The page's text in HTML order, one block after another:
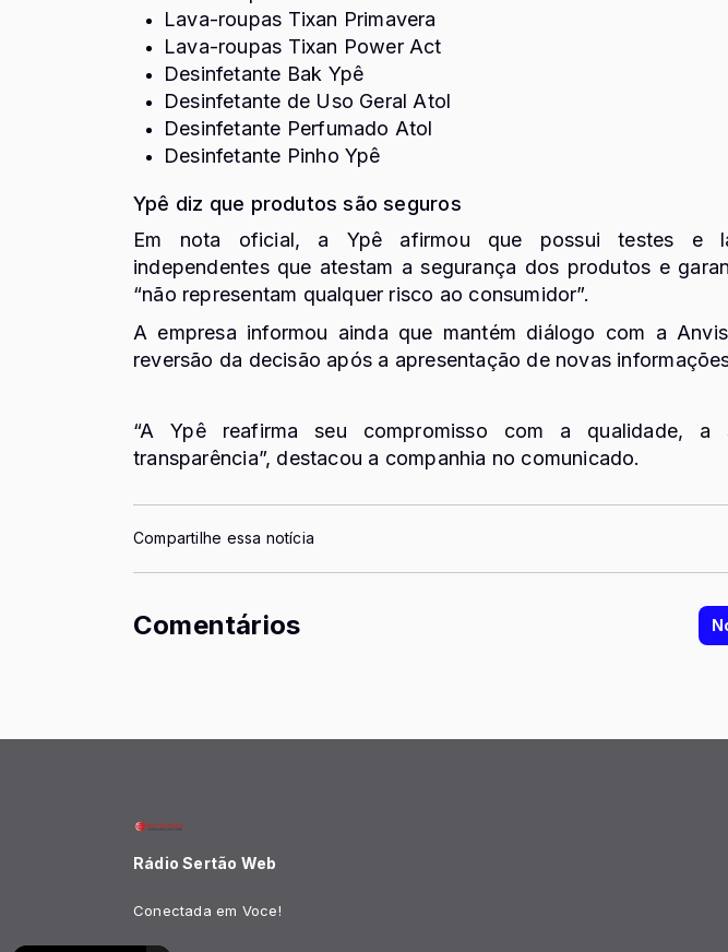
Lava-roupas Tixan Primavera
Lava-roupas Tixan Power Act
Desinfetante Bak Ypê
Desinfetante de Uso Geral Atol
Desinfetante Perfumado Atol
Desinfetante Pinho Ypê
Ypê diz que produtos são seguros
Em nota oficial, a Ypê afirmou que possui testes e
independentes que atestam a segurança dos produtos e
“não representam qualquer risco ao consumidor”.
A empresa informou ainda que mantém diálogo com a
reversão da decisão após a apresentação de novas
“A Ypê reafirma seu compromisso com a qualidade, a
transparência”, destacou a companhia no comunicado.
Compartilhe essa notícia
Comentários
Rádio Sertão Web
Conectada em Voce!